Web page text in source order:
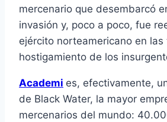
mercenario que desembarcó
invasión y, poco a poco, fue
ejército norteamericano en
hostigamiento de los
Academi es, efectivamente,
de Black Water, la mayor
mercenarios del mundo: